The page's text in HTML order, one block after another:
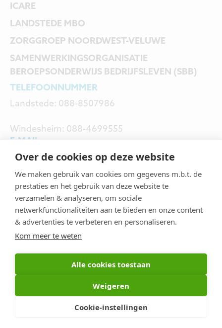
Over de cookies op deze website
We maken gebruik van cookies om gegevens m.b.t. de
prestaties en het gebruik van deze website te
verzamelen & analyseren, om sociale
netwerkfunctionaliteiten aan te bieden en onze content
& advertenties te verbeteren en personaliseren.
Kom meer te weten
Alle cookies toestaan
Weigeren
Cookie-instellingen
ICARE
LANDSTEDE MBO
ZORGGROEP NOORDWEST-VELUWE
SAMENWERKINGSORGANISATIE
BEROEPSONDERWIJS BEDRIJFSLEVEN (SBB)
TELEFOONNUMMER
Landstede: 088-8507986
Windesheim: 088-4699555
E-MAIL
Roelie van ’t Hul:
rvanthul@landstede.nl
Jan Julius Buwalda:
j.j.buwalda@windesheim.nl
Algemene
voorwaarden